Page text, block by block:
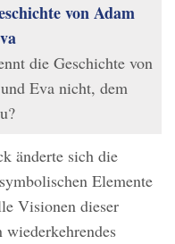
von Adam
die Geschichte von
Eva nicht, dem
änderte sich die
Elemente
Visionen dieser